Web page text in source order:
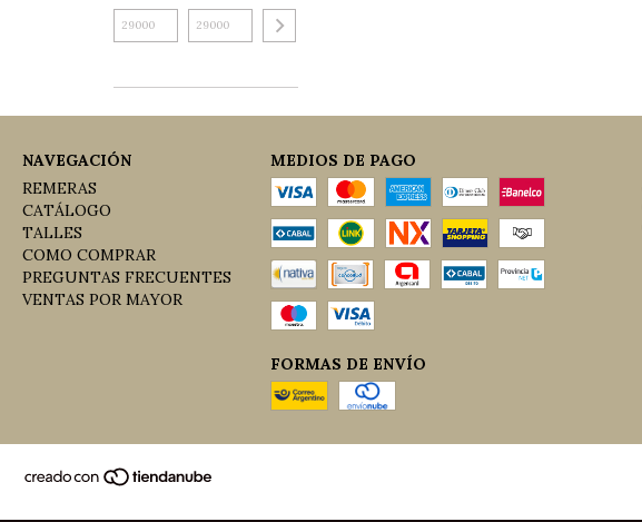
NAVEGACIÓN
REMERAS
CATÁLOGO
TALLES
COMO COMPRAR
PREGUNTAS FRECUENTES
VENTAS POR MAYOR
MEDIOS DE PAGO
FORMAS DE ENVÍO